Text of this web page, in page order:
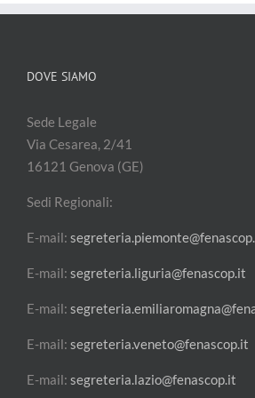
DOVE SIAMO
Sede Legale
Via Cesarea, 2/41
16121 Genova (GE)
Sedi Regionali:
E-mail:
E-mail: segreteria.liguria@fenascop.it
E-mail:
E-mail: segreteria.veneto@fenascop.it
E-mail: segreteria.lazio@fenascop.it